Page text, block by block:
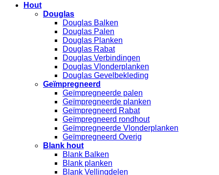
Hout
Douglas
Douglas Balken
Douglas Palen
Douglas Planken
Douglas Rabat
Douglas Verbindingen
Douglas Vlonderplanken
Douglas Gevelbekleding
Geïmpregneerd
Geïmpregneerde palen
Geïmpregneerde planken
Geïmpregneerd Rabat
Geïmpregneerd rondhout
Geïmpregneerde Vlonderplanken
Geïmpregneerd Overig
Blank hout
Blank Balken
Blank planken
Blank Vellingdelen